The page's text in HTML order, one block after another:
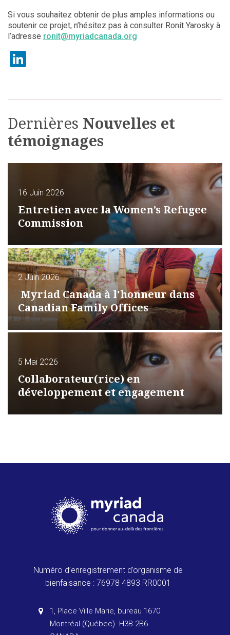
Si vous souhaitez obtenir de plus amples informations ou
soutenir ce projet, n’hésitez pas à consulter Ronit Yarosky à
l’adresse ronit@myriadcanada.org
Dernières Nouvelles et
témoignages
16 Juin 2026
Entretien avec la Women’s Refugee
Commission
2 Juin 2026
Myriad Canada à l'honneur dans
Canadian Family Offices
5 Mai 2026
Collaborateur(rice) en
développement et engagement
Numéro d’enregistrement d’organisme de
bienfaisance : 76978 4893 RR0001
1, Place Ville Marie, bureau 1670
Montréal (Québec) H3B 2B6